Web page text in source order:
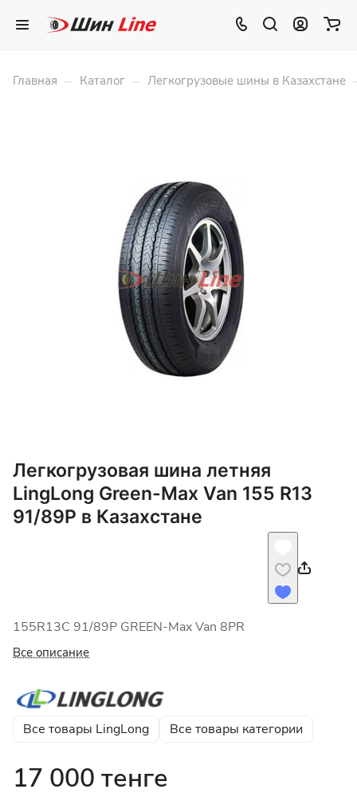
Главная – Каталог – Легкогрузовые шины в Казахстане
Легкогрузовая шина летняя
LingLong Green-Max Van 155 R13
91/89P в Казахстане
155R13C 91/89P GREEN-Max Van 8PR
Все описание
Все товары LingLong Все товары категории
17 000 тенге